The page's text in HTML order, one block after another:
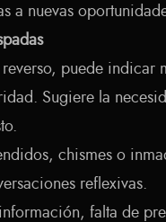
a nuevas
puede indicar
Sugiere la
chismes o
reflexivas.
falta de